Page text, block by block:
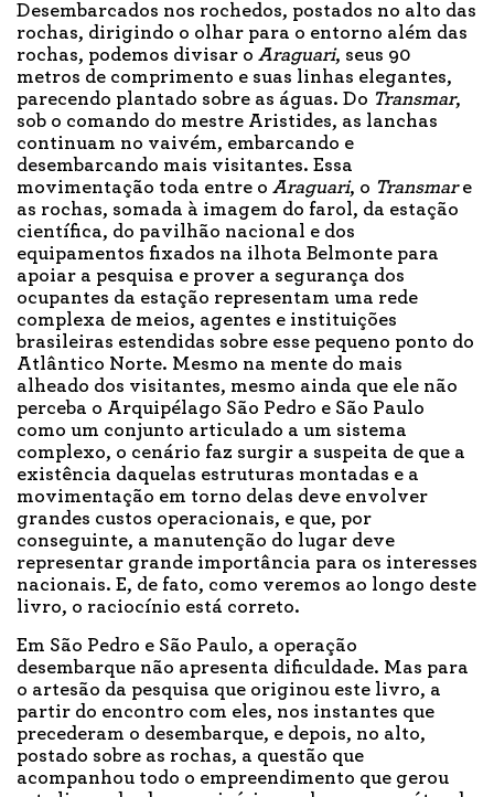
Desembarcados nos rochedos, postados no alto das
rochas, dirigindo o olhar para o entorno além das
rochas, podemos divisar o Araguari, seus 90
metros de comprimento e suas linhas elegantes,
parecendo plantado sobre as águas. Do Transmar,
sob o comando do mestre Aristides, as lanchas
continuam no vaivém, embarcando e
desembarcando mais visitantes. Essa
movimentação toda entre o Araguari, o Transmare
as rochas, somada à imagem do farol, da estação
científica, do pavilhão nacional e dos
equipamentos fixados na ilhota Belmonte para
apoiar a pesquisa e prover a segurança dos
ocupantes da estação representam uma rede
complexa de meios, agentes e instituições
brasileiras estendidas sobre esse pequeno ponto do
Atlântico Norte. Mesmo na mente do mais
alheado dos visitantes, mesmo ainda que ele não
perceba o Arquipélago São Pedro e São Paulo
como um conjunto articulado a um sistema
complexo, o cenário faz surgir a suspeita de que a
existência daquelas estruturas montadas e a
movimentação em torno delas deve envolver
grandes custos operacionais, e que, por
conseguinte, a manutenção do lugar deve
representar grande importância para os interesses
nacionais. E, de fato, como veremos ao longo deste
livro, o raciocínio está correto.
Em São Pedro e São Paulo, a operação
desembarque não apresenta dificuldade. Mas para
o artesão da pesquisa que originou este livro, a
partir do encontro com eles, nos instantes que
precederam o desembarque, e depois, no alto,
postado sobre as rochas, a questão que
acompanhou todo o empreendimento que gerou